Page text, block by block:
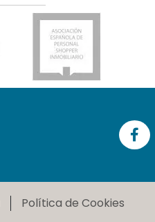
Política de Cookies